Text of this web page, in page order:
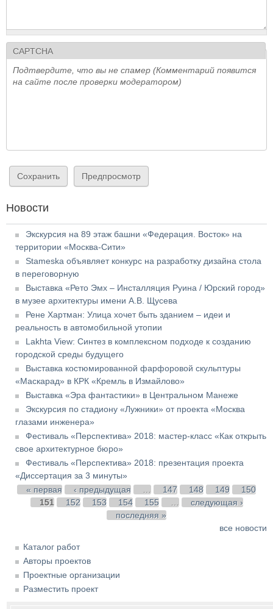
CAPTCHA
Подтвердите, что вы не спамер (Комментарий появится
на сайте после проверки модератором)
Новости
Экскурсия на 89 этаж башни «Федерация. Восток» на
территории «Москва-Сити»
Stameska объявляет конкурс на разработку дизайна стола
в переговорную
Выставка «Рето Эмх – Инсталляция Руина / Юрский город»
в музее архитектуры имени А.В. Щусева
Рене Хартман: Улица хочет быть зданием – идеи и
реальность в автомобильной утопии
Lakhta View: Синтез в комплексном подходе к созданию
городской среды будущего
Выставка костюмированной фарфоровой скульптуры
«Маскарад» в КРК «Кремль в Измайлово»
Выставка «Эра фантастики» в Центральном Манеже
Экскурсия по стадиону «Лужники» от проекта «Москва
глазами инженера»
Фестиваль «Перспектива» 2018: мастер-класс «Как открыть
свое архитектурное бюро»
Фестиваль «Перспектива» 2018: презентация проекта
«Диссертация за 3 минуты»
Страницы
« первая ‹ предыдущая 147 148 149
150
151
152 153 154 155
следующая ›
последняя »
все новости
Каталог работ
Авторы проектов
Проектные организации
Разместить проект